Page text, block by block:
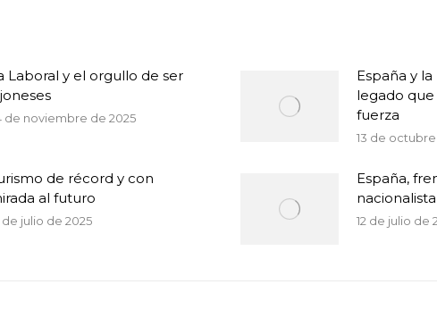
Laboral y el orgullo de ser
de noviembre de 2025
España y
legado
fuerza
13 de
de récord y con
al futuro
de julio de 2025
España,
nacionalista
12 de julio de